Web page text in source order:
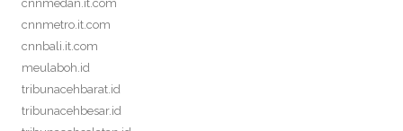
cnnmedan.it.com
cnnmetro.it.com
cnnbali.it.com
meulaboh.id
tribunacehbarat.id
tribunacehbesar.id